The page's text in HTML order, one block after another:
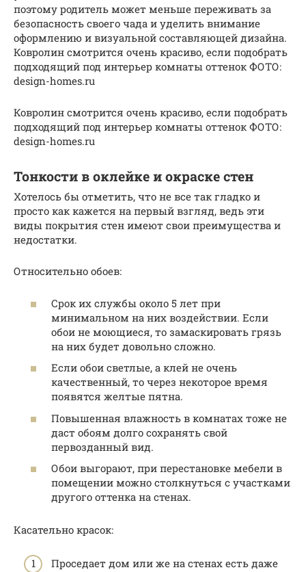
поэтому родитель может меньше переживать за
безопасность своего чада и уделить внимание
оформлению и визуальной составляющей дизайна.
Ковролин смотрится очень красиво, если подобрать
подходящий под интерьер комнаты оттенок ФОТО:
design-homes.ru
Ковролин смотрится очень красиво, если подобрать
подходящий под интерьер комнаты оттенок ФОТО:
design-homes.ru
Тонкости в оклейке и окраске стен
Хотелось бы отметить, что не все так гладко и
просто как кажется на первый взгляд, ведь эти
виды покрытия стен имеют свои преимущества и
недостатки.
Относительно обоев:
Срок их службы около 5 лет при
минимальном на них воздействии. Если
обои не моющиеся, то замаскировать грязь
на них будет довольно сложно.
Если обои светлые, а клей не очень
качественный, то через некоторое время
появятся желтые пятна.
Повышенная влажность в комнатах тоже не
даст обоям долго сохранять свой
первозданный вид.
Обои выгорают, при перестановке мебели в
помещении можно столкнуться с участками
другого оттенка на стенах.
Касательно красок:
Проседает дом или же на стенах есть даже